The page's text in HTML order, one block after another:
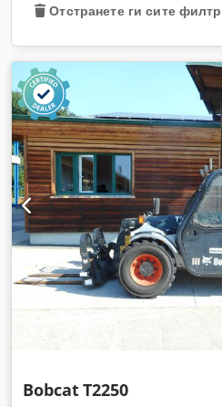
Отстранете ги сите
BobcatT2250